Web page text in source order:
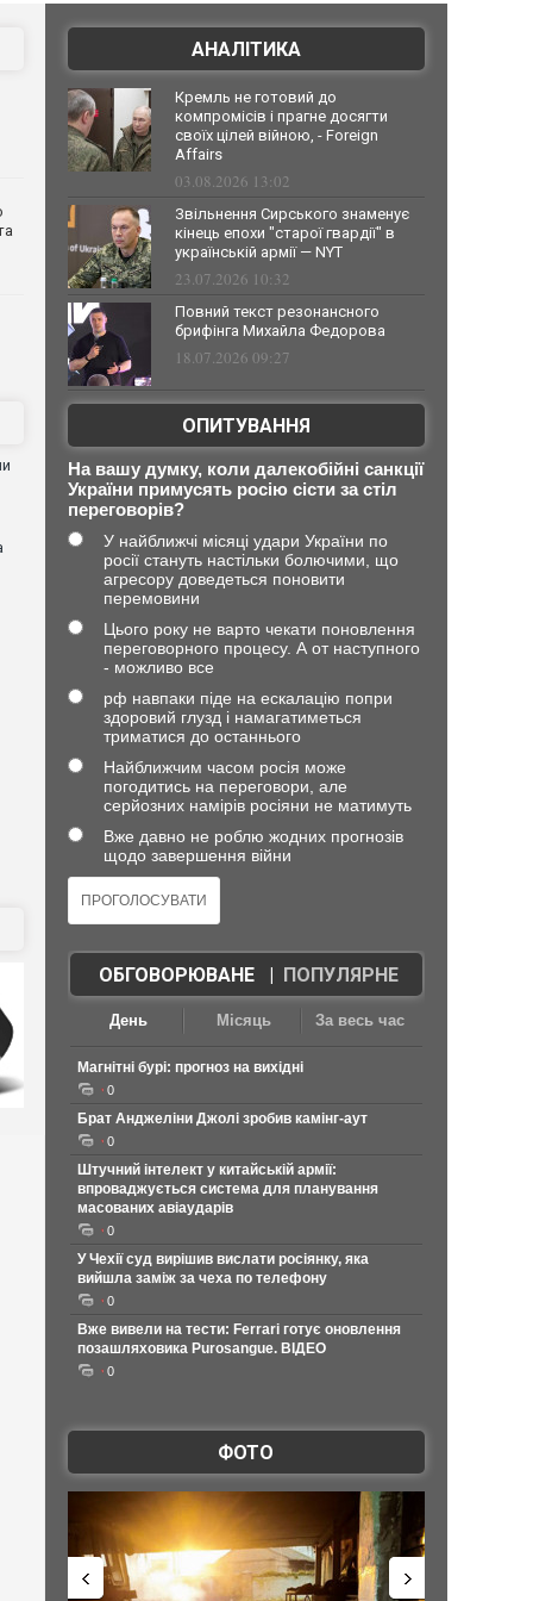
АНАЛІТИКА
Кремль не готовий до
компромісів і прагне досягти
своїх цілей війною, - Foreign
Affairs
03.08.2026 13:02
Звільнення Сирського знаменує
кінець епохи "старої гвардії" в
українській армії — NYT
23.07.2026 10:32
Повний текст резонансного
брифінга Михайла Федорова
18.07.2026 09:27
ОПИТУВАННЯ
На вашу думку, коли далекобійні санкції
України примусять росію сісти за стіл
переговорів?
У найближчі місяці удари України по
росії стануть настільки болючими, що
агресору доведеться поновити
перемовини
Цього року не варто чекати поновлення
переговорного процесу. А от наступного
- можливо все
рф навпаки піде на ескалацію попри
здоровий глузд і намагатиметься
триматися до останнього
Найближчим часом росія може
погодитись на переговори, але
серйозних намірів росіяни не матимуть
Вже давно не роблю жодних прогнозів
щодо завершення війни
ОБГОВОРЮВАНЕ| ПОПУЛЯРНЕ
День Місяць За весь час
Магнітні бурі: прогноз на вихідні
0
Брат Анджеліни Джолі зробив камінг-аут
0
Штучний інтелект у китайській армії:
впроваджується система для планування
масованих авіаударів
0
У Чехії суд вирішив вислати росіянку, яка
вийшла заміж за чеха по телефону
0
Вже вивели на тести: Ferrari готує оновлення
позашляховика Purosangue. ВІДЕО
0
ФОТО